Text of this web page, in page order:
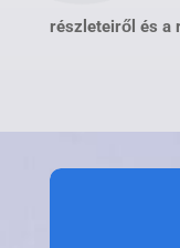
részleteiről és a